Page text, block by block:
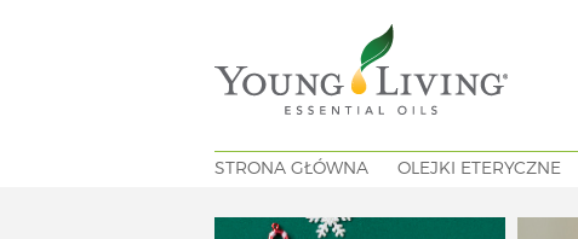
STRONA GŁÓWNA OLEJKI ETERYCZNE